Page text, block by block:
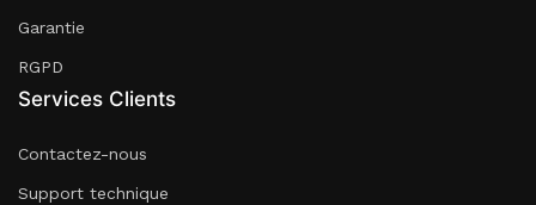
Garantie
RGPD
Services Clients
Contactez-nous
Support technique